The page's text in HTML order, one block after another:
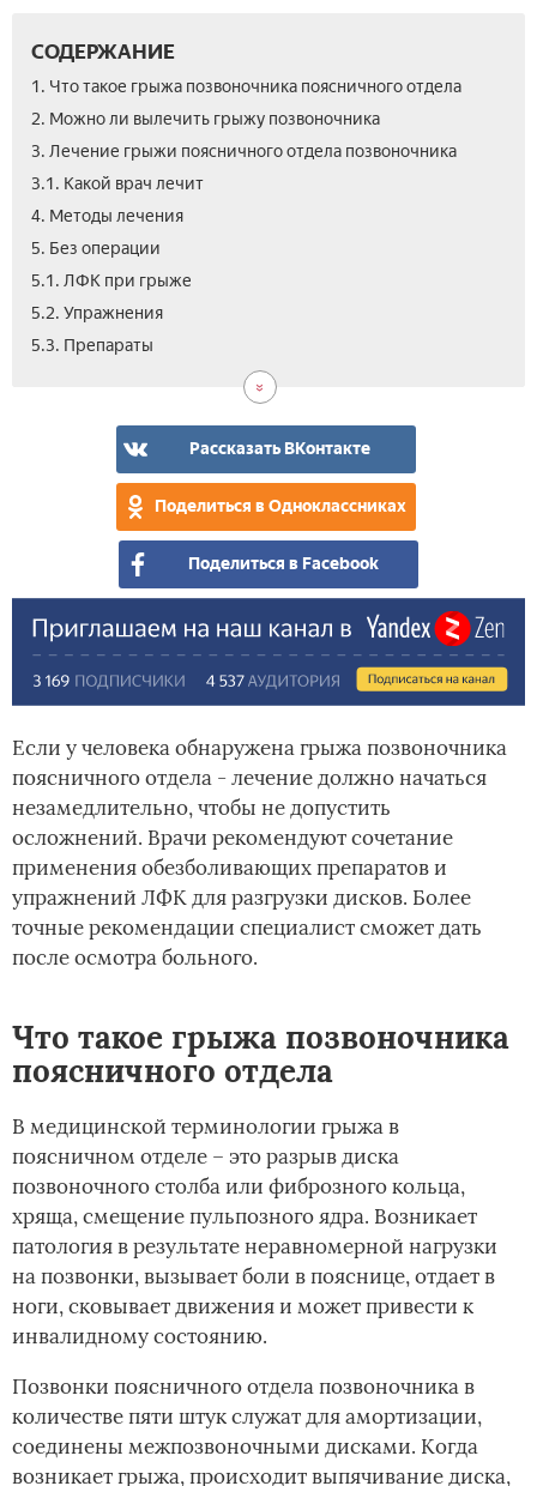
СОДЕРЖАНИЕ
1. Что такое грыжа позвоночника поясничного отдела
2. Можно ли вылечить грыжу позвоночника
3. Лечение грыжи поясничного отдела позвоночника
3.1. Какой врач лечит
4. Методы лечения
5. Без операции
5.1. ЛФК при грыже
5.2. Упражнения
5.3. Препараты
Рассказать ВКонтакте
Поделиться в Одноклассниках
Поделиться в Facebook
Если у человека обнаружена грыжа позвоночника
поясничного отдела - лечение должно начаться
незамедлительно, чтобы не допустить
осложнений. Врачи рекомендуют сочетание
применения обезболивающих препаратов и
упражнений ЛФК для разгрузки дисков. Более
точные рекомендации специалист сможет дать
после осмотра больного.
Что такое грыжа позвоночника
поясничного отдела
В медицинской терминологии грыжа в
поясничном отделе – это разрыв диска
позвоночного столба или фиброзного кольца,
хряща, смещение пульпозного ядра. Возникает
патология в результате неравномерной нагрузки
на позвонки, вызывает боли в пояснице, отдает в
ноги, сковывает движения и может привести к
инвалидному состоянию.
Позвонки поясничного отдела позвоночника в
количестве пяти штук служат для амортизации,
соединены межпозвоночными дисками. Когда
возникает грыжа, происходит выпячивание диска,